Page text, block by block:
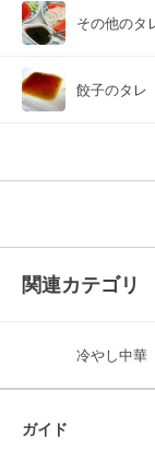
その他のタ
餃子のタレ
関連カテゴリ
冷やし中華
ガイド